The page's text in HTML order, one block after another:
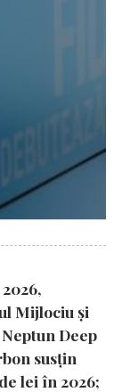
Mijlociu și
Deep
susțin
lei în 2026;